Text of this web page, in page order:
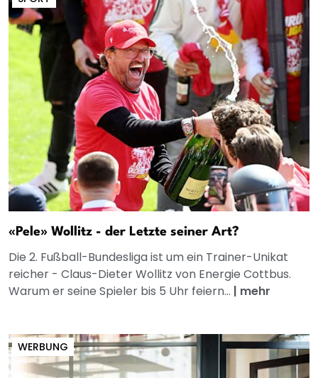
«Pele» Wollitz - der Letzte seiner Art?
Die 2. Fußball-Bundesliga ist um ein Trainer-Unikat
reicher - Claus-Dieter Wollitz von Energie Cottbus.
Warum er seine Spieler bis 5 Uhr feiern... | mehr
WERBUNG